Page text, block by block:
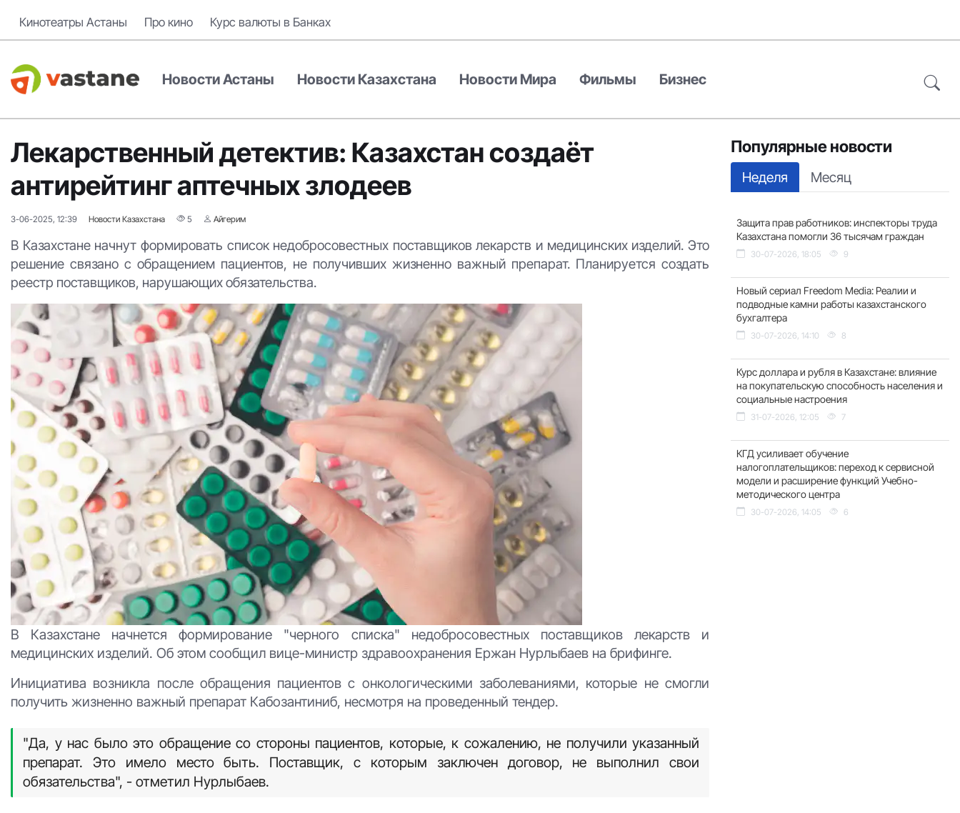
Кинотеатры Астаны Про кино Курс валюты в Банках
Новости Астаны Новости Казахстана Новости Мира Фильмы Бизнес
Лекарственный детектив: Казахстан создаёт
антирейтинг аптечных злодеев
3-06-2025, 12:39 Новости Казахстана 5 Айгерим
В Казахстане начнут формировать список недобросовестных поставщиков лекарств и медицинских изделий. Это
решение связано с обращением пациентов, не получивших жизненно важный препарат. Планируется создать
реестр поставщиков, нарушающих обязательства.
В Казахстане начнется формирование "черного списка" недобросовестных поставщиков лекарств и
медицинских изделий. Об этом сообщил вице-министр здравоохранения Ержан Нурлыбаев на брифинге.
Инициатива возникла после обращения пациентов с онкологическими заболеваниями, которые не смогли
получить жизненно важный препарат Кабозантиниб, несмотря на проведенный тендер.
"Да, у нас было это обращение со стороны пациентов, которые, к сожалению, не получили указанный
препарат. Это имело место быть. Поставщик, с которым заключен договор, не выполнил свои
обязательства", - отметил Нурлыбаев.
Популярные новости
Неделя Месяц
Защита прав работников: инспекторы труда
Казахстана помогли 36 тысячам граждан
30-07-2026, 18:05 9
Новый сериал Freedom Media: Реалии и
подводные камни работы казахстанского
бухгалтера
30-07-2026, 14:10 8
Курс доллара и рубля в Казахстане: влияние
на покупательскую способность населения и
социальные настроения
31-07-2026, 12:05 7
КГД усиливает обучение
налогоплательщиков: переход к сервисной
модели и расширение функций Учебно-
методического центра
30-07-2026, 14:05 6